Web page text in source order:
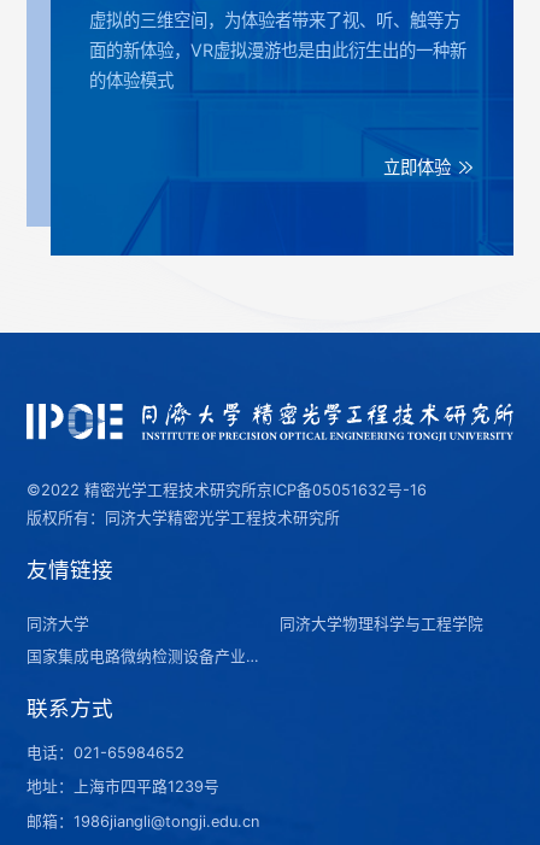
momentum-dependent valence-band
renormalization induced by a crossover
from monopole-like to multipole-like
screening at the MoS₂–graphite interface.
photoemission spectroscopy can probe
both nonequilibrium excitonic correlations
and environment-induced quasiparticle band
虚拟的三维空间，为体验者带来了视、听、触等方
面的新体验，VR虚拟漫游也是由此衍生出的一种新
的体验模式
立即体验
©2022 精密光学工程技术研究所京ICP备05051632号-16
版权所有：同济大学精密光学工程技术研究所
友情链接
同济大学
同济大学物理科学与工程学院
国家集成电路微纳检测设备产业计量测试中心（上海）
联系方式
电话：021-65984652
地址：上海市四平路1239号
邮箱：1986jiangli@tongji.edu.cn